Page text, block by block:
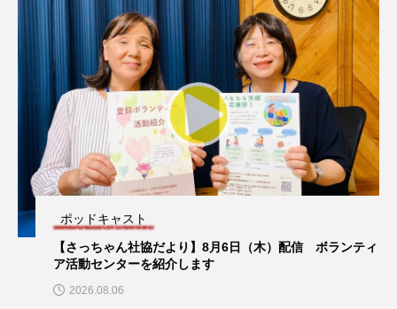
3年生 4年生 6月号
accototo BAD GENIUS BL出版
CONCLAVE CROSSING 心の交差点
DEPARTURES FACES PLACES globe
HAMNET HERE 時を越えて HONEY
HONEY FM IT’S OKAY！
ポッドキャスト
【さっちゃん社協だより】8月6日（木）配信 ボランティ
ア活動センターを紹介します
2026.08.06
幼稚園だより
【幼稚園だより】8月5日（水）やよい幼稚園：先生に1学
期や夏の過ごし方をお聞きしました♪
プレイリスト
【プレイリスト】追悼オジー・オズボーン50選！